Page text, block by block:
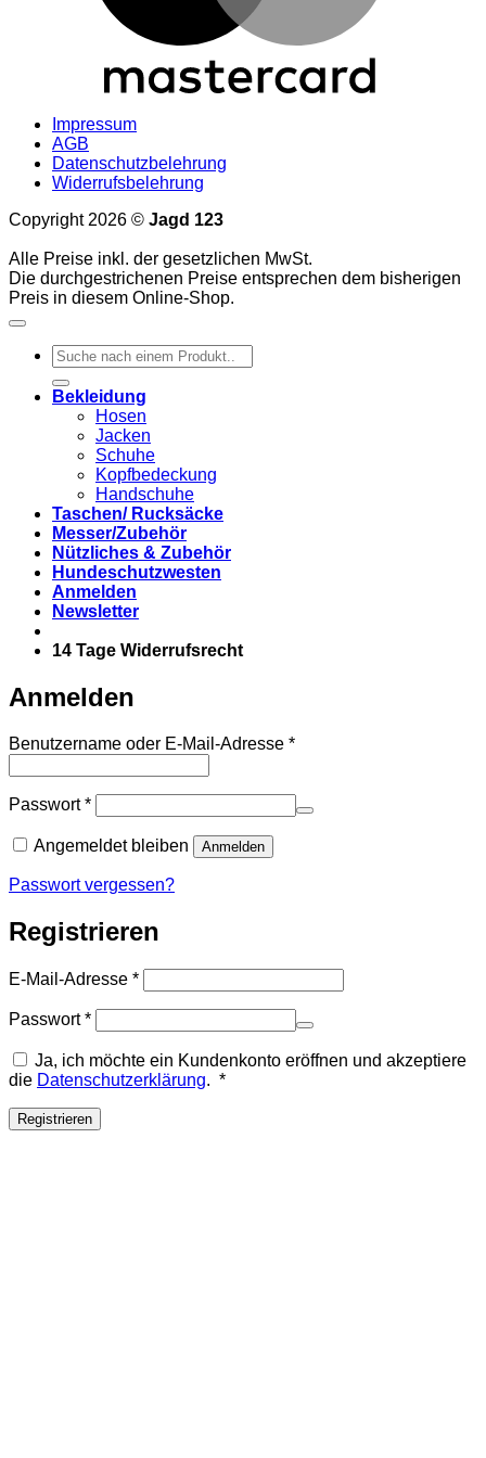
Impressum
AGB
Datenschutzbelehrung
Widerrufsbelehrung
Copyright 2026 © Jagd 123
Alle Preise inkl. der gesetzlichen MwSt.
Die durchgestrichenen Preise entsprechen dem bisherigen
Preis in diesem Online-Shop.
Suchen
nach:
Bekleidung
Hosen
Jacken
Schuhe
Kopfbedeckung
Handschuhe
Taschen/ Rucksäcke
Messer/Zubehör
Nützliches & Zubehör
Hundeschutzwesten
Anmelden
Newsletter
14 Tage Widerrufsrecht
Anmelden
Benutzername oder E-Mail-Adresse *Erforderlich
Passwort*Erforderlich
Angemeldet bleiben Anmelden
Passwort vergessen?
Registrieren
E-Mail-Adresse *Erforderlich
Passwort*Erforderlich
Ja, ich möchte ein Kundenkonto eröffnen und akzeptiere
die Datenschutzerklärung. *Erforderlich
Registrieren